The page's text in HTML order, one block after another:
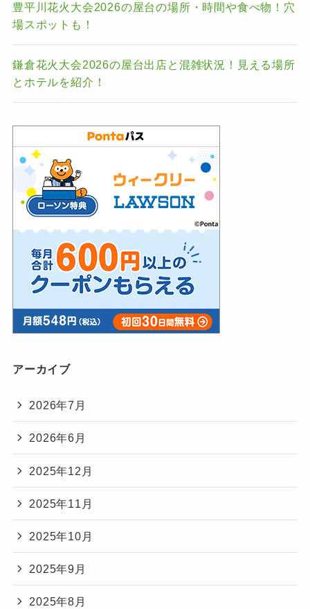
豊平川花火大会2026の屋台の場所・時間や食べ物！穴
場スポットも！
鎌倉花火大会2026の屋台出店と混雑状況！見える場所
とホテルを紹介！
アーカイブ
2026年7月
2026年6月
2025年12月
2025年11月
2025年10月
2025年9月
2025年8月